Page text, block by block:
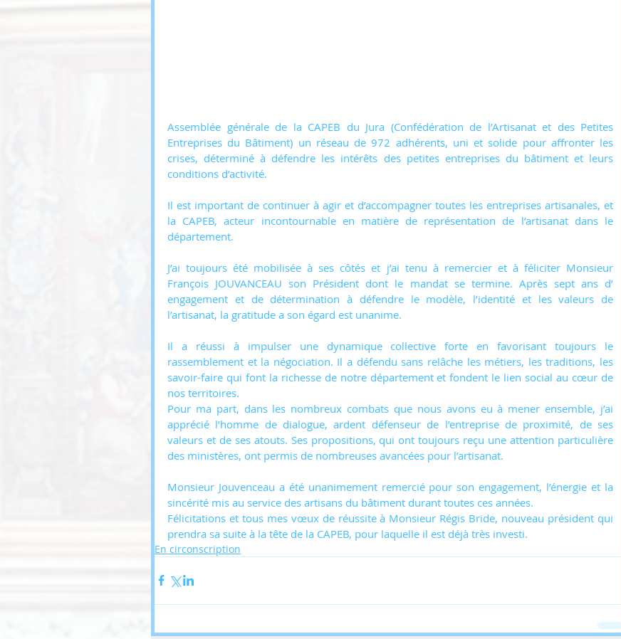
Assemblée générale de la CAPEB du Jura (Confédération de l’Artisanat et des Petites
Entreprises du Bâtiment) un réseau de 972 adhérents, uni et solide pour affronter les
crises, déterminé à défendre les intérêts des petites entreprises du bâtiment et leurs
conditions d’activité.
Il est important de continuer à agir et d’accompagner toutes les entreprises artisanales, et
la CAPEB, acteur incontournable en matière de représentation de l’artisanat dans le
département.
J’ai toujours été mobilisée à ses côtés et j’ai tenu à remercier et à féliciter Monsieur
François JOUVANCEAU son Président dont le mandat se termine. Après sept ans d’
engagement et de détermination à défendre le modèle, l’identité et les valeurs de
l’artisanat, la gratitude a son égard est unanime.
Il a réussi à impulser une dynamique collective forte en favorisant toujours le
rassemblement et la négociation. Il a défendu sans relâche les métiers, les traditions, les
savoir-faire qui font la richesse de notre département et fondent le lien social au cœur de
nos territoires.
Pour ma part, dans les nombreux combats que nous avons eu à mener ensemble, j’ai
apprécié l’homme de dialogue, ardent défenseur de l’entreprise de proximité, de ses
valeurs et de ses atouts. Ses propositions, qui ont toujours reçu une attention particulière
des ministères, ont permis de nombreuses avancées pour l’artisanat.
Monsieur Jouvenceau a été unanimement remercié pour son engagement, l’énergie et la
sincérité mis au service des artisans du bâtiment durant toutes ces années.
Félicitations et tous mes vœux de réussite à Monsieur Régis Bride, nouveau président qui
prendra sa suite à la tête de la CAPEB, pour laquelle il est déjà très investi.
En circonscription